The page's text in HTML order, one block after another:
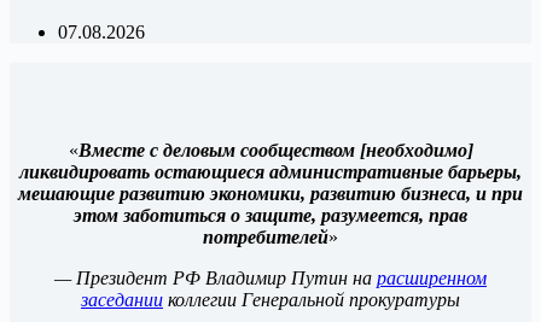
07.08.2026
«Вместе с деловым сообществом [необходимо]
ликвидировать остающиеся административные барьеры,
мешающие развитию экономики, развитию бизнеса, и при
этом заботиться о защите, разумеется, прав
потребителей»
— Президент РФ Владимир Путин на расширенном
заседании коллегии Генеральной прокуратуры